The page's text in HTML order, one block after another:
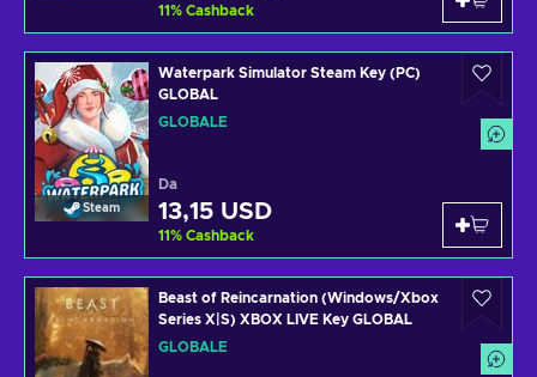
11% Cashback
Steam
Waterpark Simulator Steam Key (PC)
GLOBAL
GLOBALE
Da
13,15 USD
11% Cashback
Beast of Reincarnation (Windows/Xbox
Series X|S) XBOX LIVE Key GLOBAL
GLOBALE